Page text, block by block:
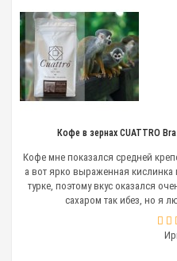
Кофе в зернах CUATTRO
Кофе мне показался средней
а вот ярко выраженная кислинка
турке, поэтому вкус оказался
сахаром так ибез, но я